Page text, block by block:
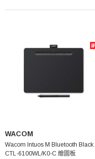
WACOM
Wacom Intuos M Bluetooth Black
CTL-6100WL/K0-C 繪圖板